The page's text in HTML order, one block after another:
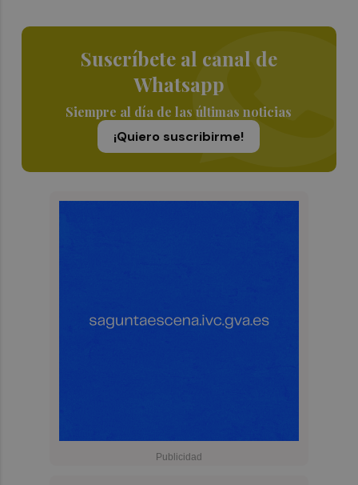
Suscríbete al canal de
Whatsapp
Siempre al día de las últimas noticias
¡Quiero suscribirme!